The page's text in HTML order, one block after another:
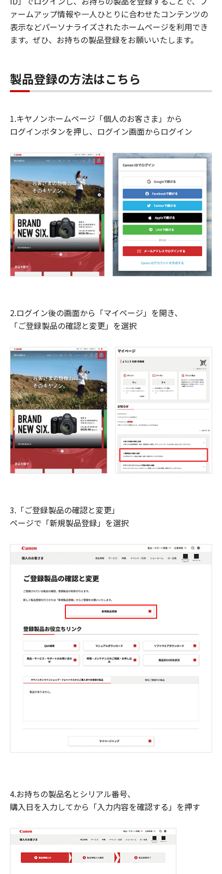
ァームアップ情報や一人ひとりに合わせたコンテンツの
表示などパーソナライズされたホームページを利用でき
ます。ぜひ、お持ちの製品登録をお願いいたします。
製品登録の方法はこちら
1.キヤノンホームページ「個人のお客さま」から
ログインボタンを押し、ログイン画面からログイン
2.ログイン後の画面から「マイページ」を開き、
「ご登録製品の確認と変更」を選択
3.「ご登録製品の確認と変更」
ページで「新規製品登録」を選択
4.お持ちの製品名とシリアル番号、
購入日を入力してから「入力内容を確認する」を押す